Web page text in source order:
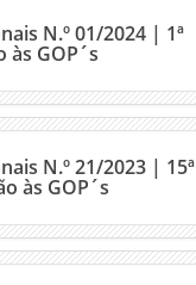
N.º 01/2024 | 1ª
às GOP´s
N.º 21/2023 | 15ª
às GOP´s